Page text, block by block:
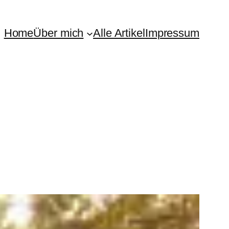
HomeÜber mich Alle ArtikelImpressum